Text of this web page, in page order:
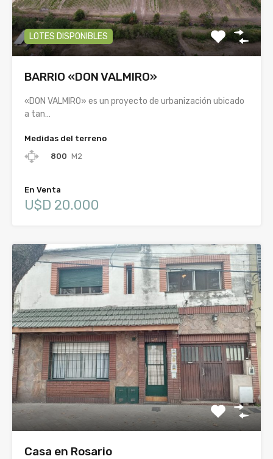
LOTES DISPONIBLES
BARRIO «DON VALMIRO»
«DON VALMIRO» es un proyecto de urbanización ubicado
a tan…
Medidas del terreno
800 M2
En Venta
U$D 20.000
Casa en Rosario